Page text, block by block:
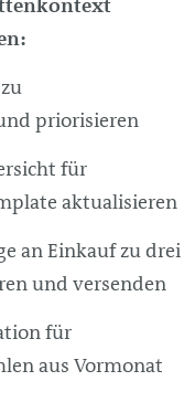
priorisieren
für
aktualisieren
an Einkauf zu drei
und versenden
für
aus Vormonat